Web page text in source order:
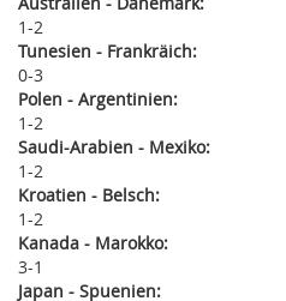
1 2
Tunesien - Frankräich:
0 3
Polen - Argentinien:
1 2
Saudi-Arabien - Mexiko:
1 2
Kroatien - Belsch:
1 2
Kanada - Marokko:
3 1
Japan - Spuenien: